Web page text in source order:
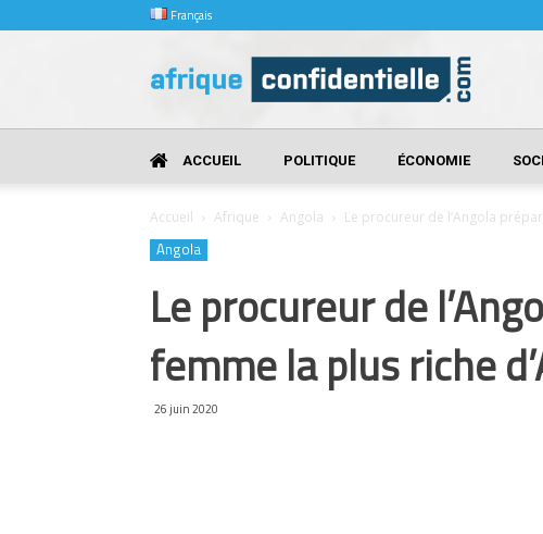
Français
Confidentielle
ACCUEIL POLITIQUE ÉCONOMIE
Accueil Afrique Angola Le procureur de l’Angola
Angola
Le procureur de
femme la plus riche
26 juin 2020